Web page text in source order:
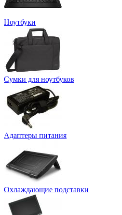
Ноутбуки
Сумки для ноутбуков
Адаптеры питания
Охлаждающие подставки